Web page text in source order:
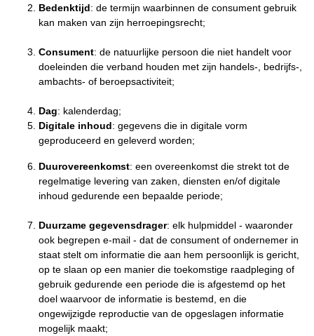
Bedenktijd: de termijn waarbinnen de consument gebruik
kan maken van zijn herroepingsrecht;
Consument: de natuurlijke persoon die niet handelt voor
doeleinden die verband houden met zijn handels-, bedrijfs-,
ambachts- of beroepsactiviteit;
Dag: kalenderdag;
Digitale inhoud: gegevens die in digitale vorm
geproduceerd en geleverd worden;
Duurovereenkomst: een overeenkomst die strekt tot de
regelmatige levering van zaken, diensten en/of digitale
inhoud gedurende een bepaalde periode;
Duurzame gegevensdrager: elk hulpmiddel - waaronder
ook begrepen e-mail - dat de consument of ondernemer in
staat stelt om informatie die aan hem persoonlijk is gericht,
op te slaan op een manier die toekomstige raadpleging of
gebruik gedurende een periode die is afgestemd op het
doel waarvoor de informatie is bestemd, en die
ongewijzigde reproductie van de opgeslagen informatie
mogelijk maakt;